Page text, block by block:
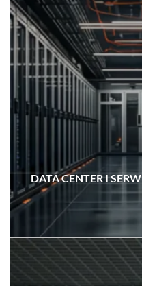
DATA CENTER I